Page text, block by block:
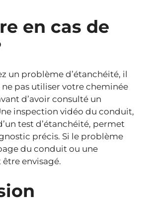
en cas de
un problème d’étanchéité, il
pas utiliser votre cheminée
d’avoir consulté un
inspection vidéo du conduit,
test d’étanchéité, permet
précis. Si le problème
du conduit ou une
envisagé.